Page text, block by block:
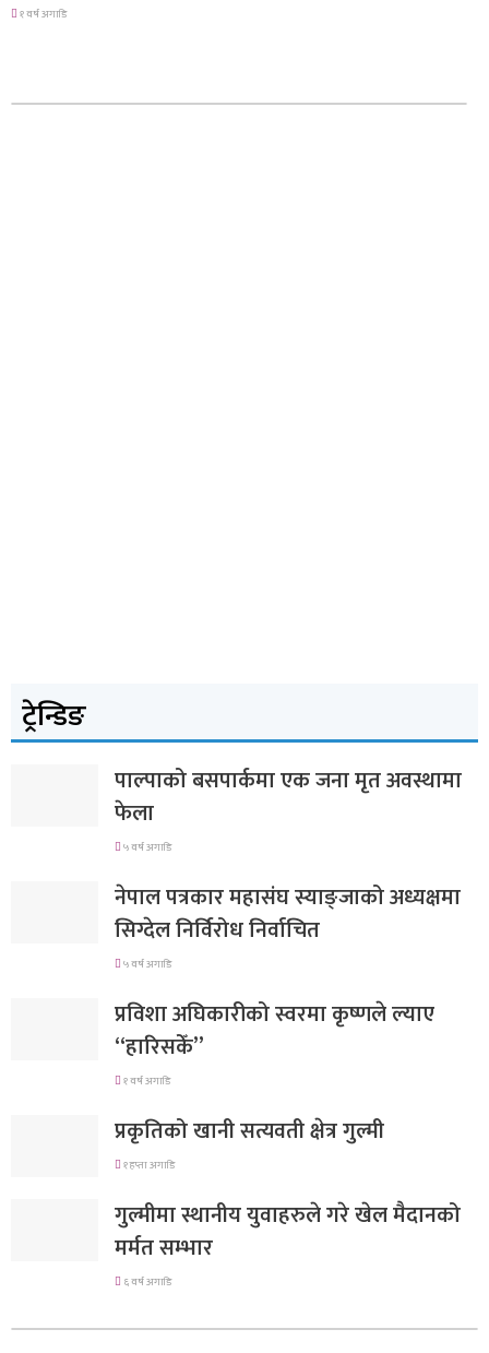
१ वर्ष अगाडि
ट्रेन्डिङ
पाल्पाको बसपार्कमा एक जना मृत अवस्थामा
फेला
५ वर्ष अगाडि
नेपाल पत्रकार महासंघ स्याङ्जाको अध्यक्षमा
सिग्देल निर्विरोध निर्वाचित
५ वर्ष अगाडि
प्रविशा अघिकारीको स्वरमा कृष्णले ल्याए
“हारिसकेँ”
१ वर्ष अगाडि
प्रकृतिको खानी सत्यवती क्षेत्र गुल्मी
१ हप्ता अगाडि
गुल्मीमा स्थानीय युवाहरुले गरे खेल मैदानको
मर्मत सम्भार
६ वर्ष अगाडि